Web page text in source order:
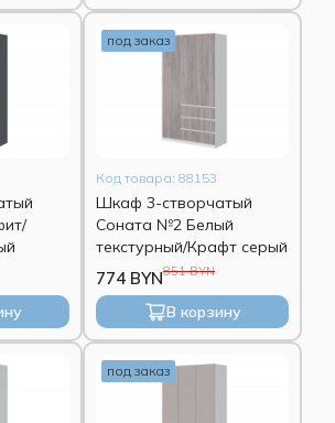
под заказ
Код товара: 88153
Шкаф 3-створчатый
Соната №2 Белый
текстурный/Крафт серый
851 BYN
774 BYN
В корзину
под заказ